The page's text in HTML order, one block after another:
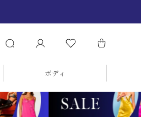
ボディ